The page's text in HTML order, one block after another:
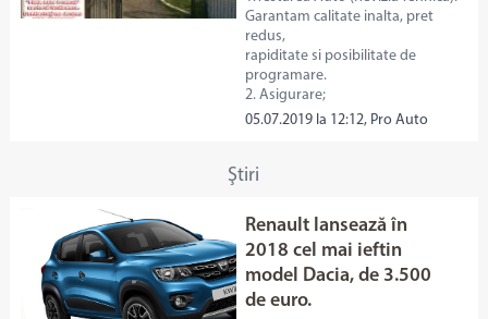
Garantam calitate inalta, pret
redus,
rapiditate si posibilitate de
programare.
2. Asigurare;
05.07.2019 la 12:12, Pro Auto
Ştiri
Renault lansează în
2018 cel mai ieftin
model Dacia, de 3.500
de euro.